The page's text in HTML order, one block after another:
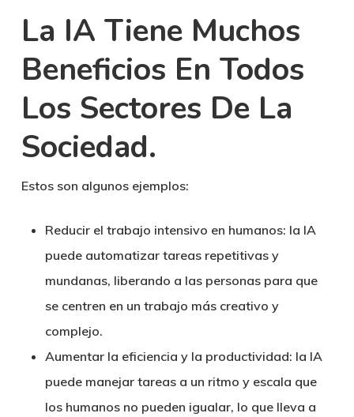
La IA Tiene Muchos
Beneficios En Todos
Los Sectores De La
Sociedad.
Estos son algunos ejemplos:
Reducir el trabajo intensivo en humanos: la IA
puede automatizar tareas repetitivas y
mundanas, liberando a las personas para que
se centren en un trabajo más creativo y
complejo.
Aumentar la eficiencia y la productividad: la IA
puede manejar tareas a un ritmo y escala que
los humanos no pueden igualar, lo que lleva a